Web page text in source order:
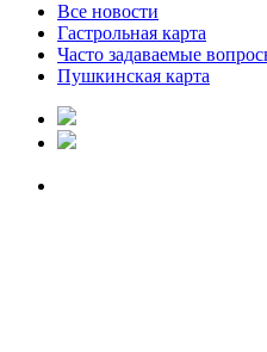
Все новости
Гастрольная карта
Часто задаваемые
Пушкинская карта